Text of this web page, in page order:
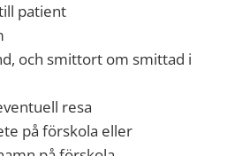
patient
och smittort om smittad i
resa
på förskola eller